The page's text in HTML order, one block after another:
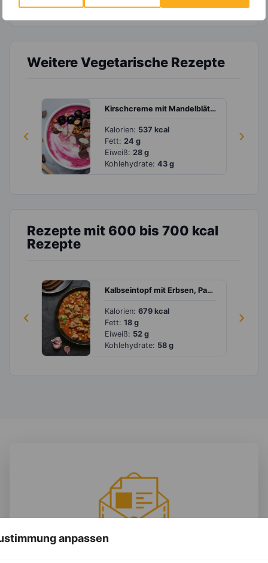
anpassen
Weitere Vegetarische Rezepte
‹ ›
Kirschcreme mit Mandelblättchen, Schokolade und Knusperflocken
Kalorien: 537 kcal
Fett: 24 g
Eiweiß: 28 g
Kohlehydrate:43 g
Rezepte mit 600 bis 700 kcal
Rezepte
‹ ›
Kalbseintopf mit Erbsen, Paprika und Möhren in Tomatensauce
Kalorien:679 kcal
Fett:18 g
Eiweiß: 52 g
Kohlehydrate: 58 g